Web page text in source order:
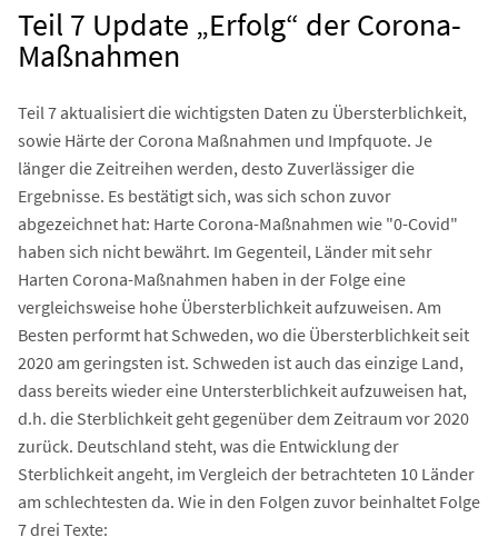
Teil 7 Update „Erfolg“ der Corona-
Maßnahmen
Teil 7 aktualisiert die wichtigsten Daten zu Übersterblichkeit,
sowie Härte der Corona Maßnahmen und Impfquote. Je
länger die Zeitreihen werden, desto Zuverlässiger die
Ergebnisse. Es bestätigt sich, was sich schon zuvor
abgezeichnet hat: Harte Corona-Maßnahmen wie "0-Covid"
haben sich nicht bewährt. Im Gegenteil, Länder mit sehr
Harten Corona-Maßnahmen haben in der Folge eine
vergleichsweise hohe Übersterblichkeit aufzuweisen. Am
Besten performt hat Schweden, wo die Übersterblichkeit seit
2020 am geringsten ist. Schweden ist auch das einzige Land,
dass bereits wieder eine Untersterblichkeit aufzuweisen hat,
d.h. die Sterblichkeit geht gegenüber dem Zeitraum vor 2020
zurück. Deutschland steht, was die Entwicklung der
Sterblichkeit angeht, im Vergleich der betrachteten 10 Länder
am schlechtesten da. Wie in den Folgen zuvor beinhaltet Folge
7 drei Texte: